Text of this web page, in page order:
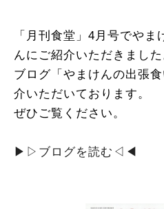
「月刊食堂」4月号でや
んにご紹介いただきました
ブログ「やまけんの出張
介いただいております。
ぜひご覧ください。
▶︎▷ブログを読む◁◀︎